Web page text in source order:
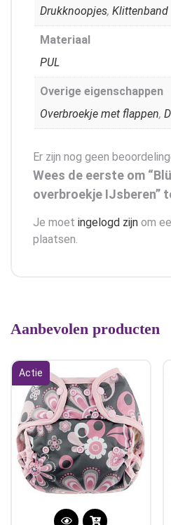
Drukknoopjes, Klittenband
Materiaal
PUL
Overige eigenschappen
Overbroekje met flappen,
Er zijn nog geen
Wees de eerste om
overbroekje IJsberen”
Je moet ingelogd zijn om
plaatsen.
Aanbevolen producten
Actie